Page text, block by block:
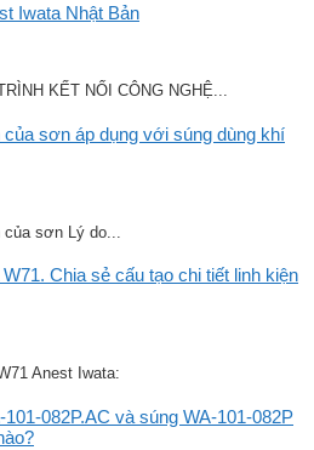
Iwata Nhật Bản
KẾT NỐI CÔNG NGHỆ...
sơn áp dụng với súng dùng khí
sơn Lý do...
Chia sẻ cấu tạo chi tiết linh kiện
Anest Iwata:
082P.AC và súng WA-101-082P